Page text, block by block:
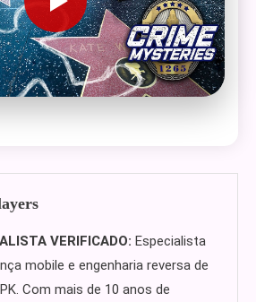
VERIFICADO: Especialista
mobile e engenharia reversa de
Com mais de 10 anos de